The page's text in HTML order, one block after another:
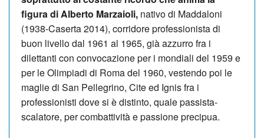
figura di Alberto Marzaioli, nativo di Maddaloni
(1938-Caserta 2014), corridore professionista di
buon livello dal 1961 al 1965, già azzurro fra i
dilettanti con convocazione per i mondiali del 1959 e
per le Olimpiadi di Roma del 1960, vestendo poi le
maglie di San Pellegrino, Cite ed Ignis fra i
professionisti dove si è distinto, quale passista-
scalatore, per combattività e passione precipua.